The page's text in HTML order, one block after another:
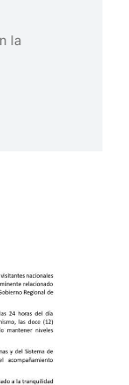
la